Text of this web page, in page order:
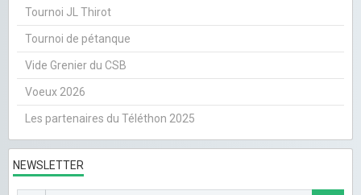
Tournoi JL Thirot
Tournoi de pétanque
Vide Grenier du CSB
Voeux 2026
Les partenaires du Téléthon 2025
NEWSLETTER